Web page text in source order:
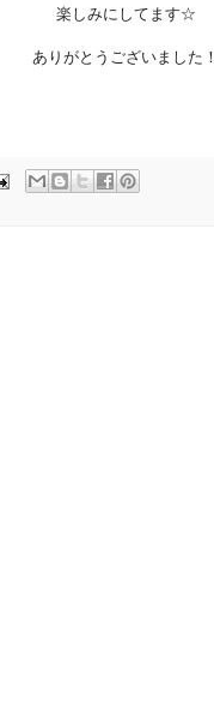
楽しみにしてます☆
ありがとうございました！